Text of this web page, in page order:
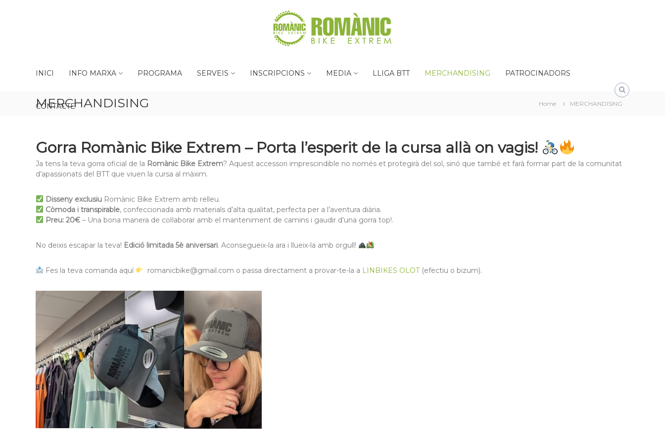
Romànic
Bike
La
la
Garrotxa
INICI INFO MARXA PROGRAMA SERVEIS INSCRIPCIONS MEDIA LLIGA BTT MERCHANDISING PATROCINADORS
CONTACTE
MERCHANDISING Home MERCHANDISING
Gorra Romànic Bike Extrem – Porta l’esperit de la cursa allà on vagis!
Ja tens la teva gorra oficial de la Romànic Bike Extrem? Aquest accessori imprescindible no només et protegirà del sol, sinó que també et farà formar part de la comunitat
d’apassionats del BTT que viuen la cursa al màxim.
Disseny exclusiuRomànic Bike Extrem amb relleu.
Còmoda i transpirable, confeccionada amb materials d’alta qualitat, perfecta per a l’aventura diària.
Preu: 20€– Una bona manera de col·laborar amb el manteniment de camins i gaudir d’una gorra top!.
No deixis escapar la teva! Edició limitada 5è aniversari. Aconsegueix-la ara i llueix-la amb orgull!
Fes la teva comanda aquí romanicbike@gmail.com o passa directament a provar-te-la a LINBIKES OLOT(efectiu o bizum).